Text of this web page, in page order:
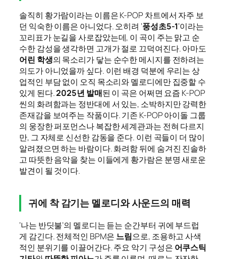
솔직히 황가람이라는 이름은 K-POP 차트에서 자주 보
던 익숙한 이름은 아니었다. 오히려 ‘풍성초5-1‘이라는
꼬리표가 눈길을 사로잡았는데, 이 곡이 주는 맑고 순
수한 감성을 생각하면 고개가 절로 끄덕여진다. 아마도
어린 학생의 목소리가 닿는 순수한 메시지를 전하려는
의도가 아니었을까 싶다. 이런 배경 덕분에 우리는 상
업적인 부담 없이 오직 목소리와 멜로디에만 집중할 수
있게 된다.2025년 발매된 이 곡은 어쩌면 요즘 K-POP
씬의 화려함과는 정반대에 서 있는, 소박하지만 강력한
존재감을 보여주는 작품이다. 기존 K-POP 아이돌 그룹
의 웅장한 퍼포먼스나 복잡한 세계관과는 전혀 다르지
만, 그 자체로 신선한 감동을 준다. 이런 곡들이 더 많이
알려졌으면 하는 바람이다. 화려함 뒤에 숨겨진 진솔하
고 따뜻한 음악을 찾는 이들에게 황가람은 분명 새로운
발견이 될 것이다.
귀에 착 감기는 멜로디와 사운드의 매력
‘나는 반딧불’의 멜로디는 듣는 순간부터 귀에 부드럽
게 감긴다. 전체적인 BPM은 느림으로, 조용하고 사색
적인 분위기를 이끌어간다. 주요 악기 구성은 어쿠스틱